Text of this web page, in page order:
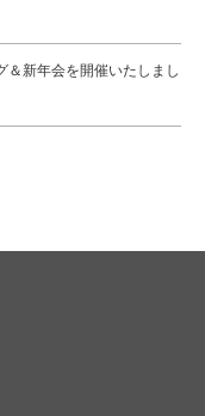
＆新年会を開催いたしまし